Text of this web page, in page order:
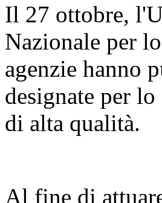
Il 27 ottobre,
Nazionale per
agenzie hanno
designate per
di alta qualità.
Al fine di